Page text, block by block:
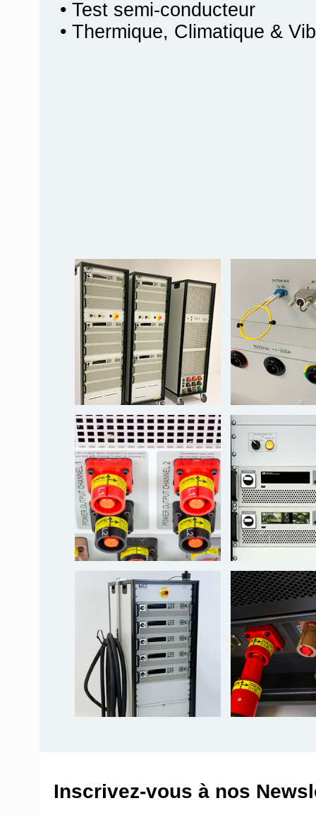
• Test semi-conducteur
• Thermique, Climatique &
Inscrivez-vous à nos